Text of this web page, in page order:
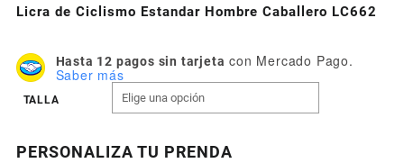
Licra de Ciclismo Estandar Hombre Caballero LC662
Hasta 12 pagos sin tarjeta con Mercado Pago.
Saber más
TALLA
PERSONALIZA TU PRENDA